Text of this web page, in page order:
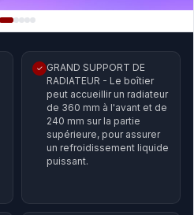
✓ GRAND SUPPORT DE
RADIATEUR - Le boîtier
peut accueillir un radiateur
de 360 mm à l'avant et de
240 mm sur la partie
supérieure, pour assurer
un refroidissement liquide
puissant.